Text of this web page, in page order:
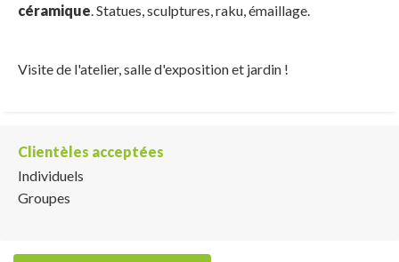
céramique . Statues, sculptures, raku, émaillage.
Visite de l'atelier, salle d'exposition et jardin !
Clientèles acceptées
Individuels
Groupes